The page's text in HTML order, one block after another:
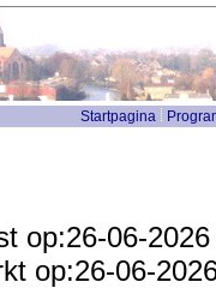
Startpagina
op:26-06-2026
op:26-06-